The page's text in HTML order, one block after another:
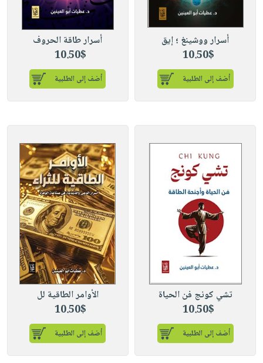
أسرار ووشينغ ؛ إيق
10.50$
أضف إلى الطلبية
أسرار طاقة الحروف
10.50$
أضف إلى الطلبية
تشي كونج فن الحياة
10.50$
أضف إلى الطلبية
الأوامر الطاقية لل
10.50$
أضف إلى الطلبية